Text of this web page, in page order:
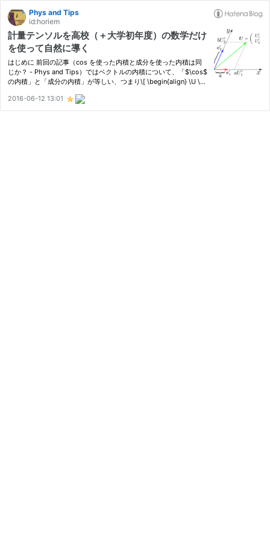
Phys and Tips
id:horiem
計量テンソルを高校（＋大学初年度）の数学だけ
を使って自然に導く
はじめに 前回の記事（cos を使った内積と成分を使った内積は同
じか？ - Phys and Tips）ではベクトルの内積について、「$\cos$
の内積」と「成分の内積」が等しい、つまり\[ \begin{align} \U \cd
\]が成り立つことを見てきた。また、成分の内積は、…
2016-06-12 13:01